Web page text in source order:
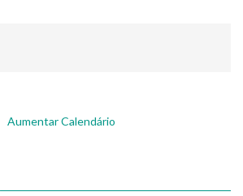
Aumentar Calendário